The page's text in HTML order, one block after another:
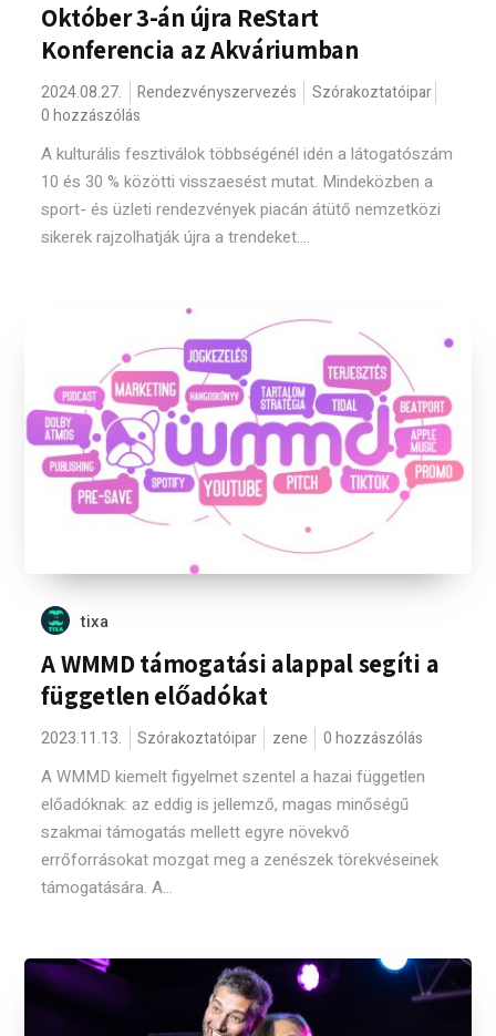
Október 3-án újra ReStart
Konferencia az Akváriumban
2024.08.27. Rendezvényszervezés
Szórakoztatóipar
0 hozzászólás
A kulturális fesztiválok többségénél idén a látogatószám
10 és 30 % közötti visszaesést mutat. Mindeközben a
sport- és üzleti rendezvények piacán átütő nemzetközi
sikerek rajzolhatják újra a trendeket....
tixa
A WMMD támogatási alappal segíti a
független előadókat
2023.11.13. Szórakoztatóipar zene 0 hozzászólás
A WMMD kiemelt figyelmet szentel a hazai független
előadóknak: az eddig is jellemző, magas minőségű
szakmai támogatás mellett egyre növekvő
errőforrásokat mozgat meg a zenészek törekvéseinek
támogatására. A...